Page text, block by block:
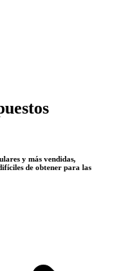
y más vendidas,
de obtener para las